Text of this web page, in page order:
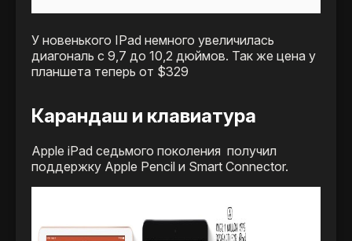
У новенького IPad немного увеличилась
диагональ с 9,7 до 10,2 дюймов. Так же цена у
планшета теперь от $329
Карандаш и клавиатура
Apple iPad седьмого поколения получил
поддержку Apple Pencil и Smart Connector.